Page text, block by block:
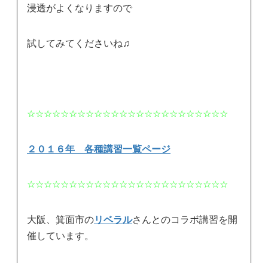
浸透がよくなりますので
試してみてくださいね♫
☆☆☆☆☆☆☆☆☆☆☆☆☆☆☆☆☆☆☆☆☆☆☆☆
２０１６年 各種講習一覧ページ
☆☆☆☆☆☆☆☆☆☆☆☆☆☆☆☆☆☆☆☆☆☆☆☆
大阪、箕面市のリベラルさんとのコラボ講習を開
催しています。